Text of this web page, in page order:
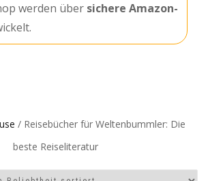
werden über sichere Amazon-
/ Reisebücher für Weltenbummler: Die
beste Reiseliteratur